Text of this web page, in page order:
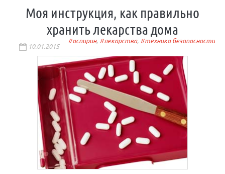
Моя инструкция, как правильно
хранить лекарства дома
аспирин, лекарства, техника безопасности
10.01.2015